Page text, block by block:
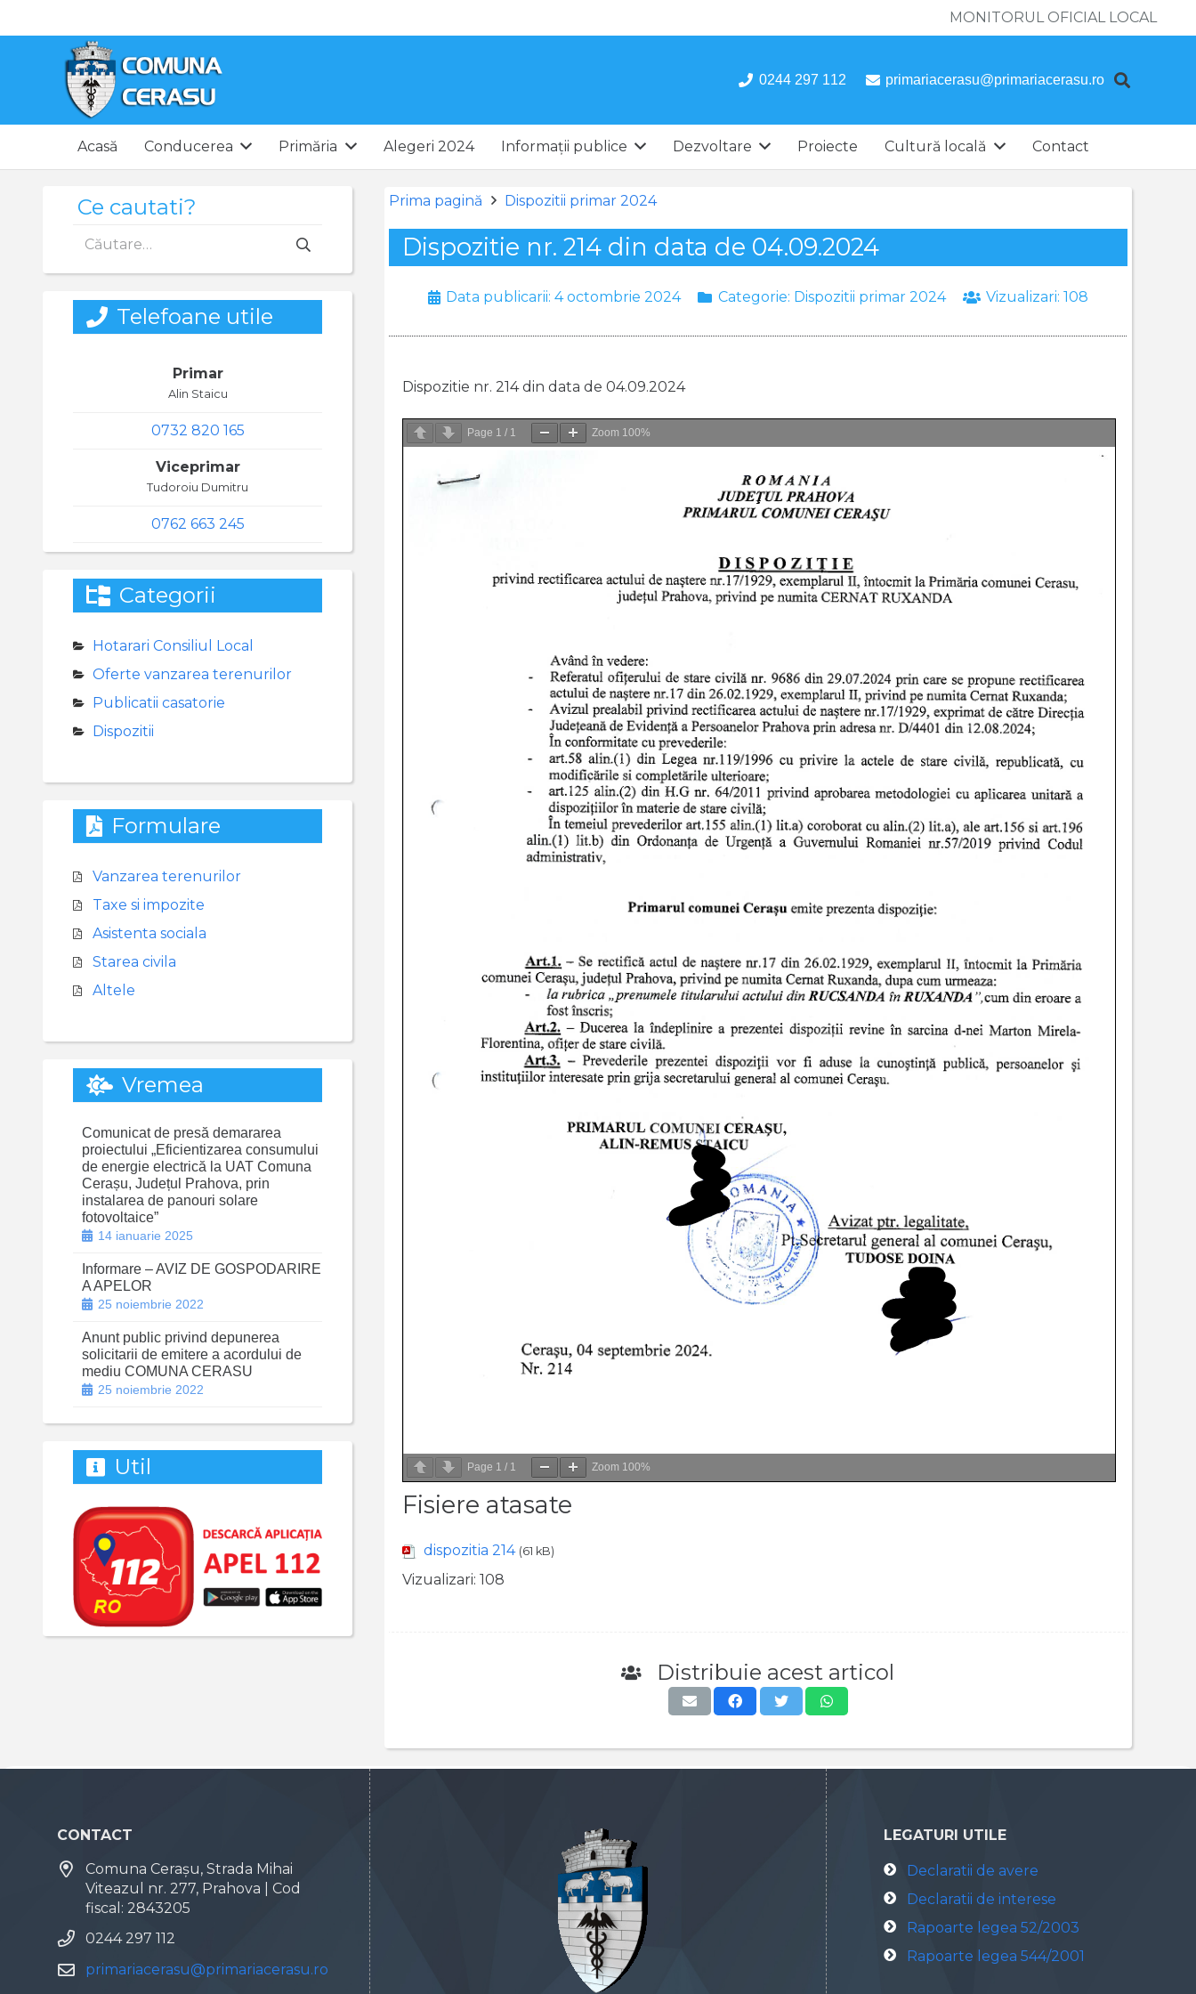
MONITORUL OFICIAL LOCAL
0244 297 112 primariacerasu@primariacerasu.ro
Acasă Conducerea Primăria Alegeri 2024 Informații publice Dezvoltare Proiecte Cultură locală Contact
Prima pagină Dispozitii primar 2024
Dispozitie nr. 214 din data de 04.09.2024
Data publicarii:4 octombrie 2024 Categorie: Dispozitii primar 2024 Vizualizari:108
Dispozitie nr. 214 din data de 04.09.2024
Page 1 / 1 Zoom 100%
Page 1 / 1 Zoom 100%
Fisiere atasate
dispozitia 214 (61 kB)
Vizualizari: 108
Distribuie acest articol
Ce cautati?
după:
Telefoane utile
Primar
Alin Staicu
0732 820 165
Viceprimar
Tudoroiu Dumitru
0762 663 245
Categorii
Hotarari Consiliul Local
Oferte vanzarea terenurilor
Publicatii casatorie
Dispozitii
Formulare
Vanzarea terenurilor
Taxe si impozite
Asistenta sociala
Starea civila
Altele
Vremea
Comunicat de presă demararea
proiectului „Eficientizarea consumului
de energie electrică la UAT Comuna
Cerașu, Județul Prahova, prin
instalarea de panouri solare
fotovoltaice”
14 ianuarie 2025
Informare – AVIZ DE GOSPODARIRE
A APELOR
25 noiembrie 2022
Anunt public privind depunerea
solicitarii de emitere a acordului de
mediu COMUNA CERASU
25 noiembrie 2022
Util
CONTACT
Comuna Cerașu, Strada Mihai
Viteazul nr. 277, Prahova | Cod
fiscal: 2843205
0244 297 112
primariacerasu@primariacerasu.ro
LEGATURI UTILE
Declaratii de avere
Declaratii de interese
Rapoarte legea 52/2003
Rapoarte legea 544/2001